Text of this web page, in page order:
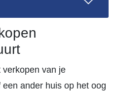
van je
ander huis op het oog